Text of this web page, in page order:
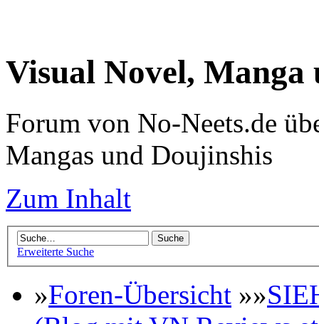
Visual Novel,
Forum von No-Neets.de
Mangas und Doujinshis
Zum Inhalt
Erweiterte Suche
»Foren-Übersicht »»